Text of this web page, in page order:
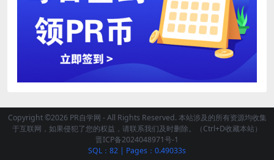
Copyright ©2026 PR自学网 - All Rights Reserved. 本站涉及的所有资源均收集
于互联网，如果侵犯了您的权益，请联系我们及时删除。（Ctrl+D收藏本站）
晋ICP备2024048971号-1
SQL：82 | Pages：0.49033s